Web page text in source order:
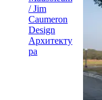
/ Jim
Caumeron
Design
Архитекту
ра